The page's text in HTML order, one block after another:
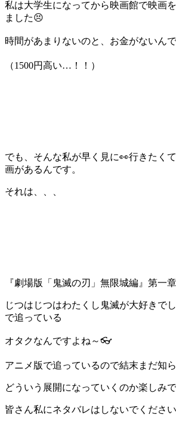
私は大学生になってから映画館で映画
ました😣
時間があまりないのと、お金がないん
（1500円高い…！！）
でも、そんな私が早く見に👀行きたく
画があるんです。
それは、、、
『劇場版「鬼滅の刃」無限城編』第一
じつはじつはわたくし鬼滅が大好きで
で追っている
オタクなんですよね～👓
アニメ版で追っているので結末まだ知
どういう展開になっていくのか楽しみ
皆さん私にネタバレはしないでくださ